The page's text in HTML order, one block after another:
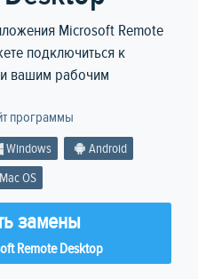
Microsoft Remote
подключиться к
вашим рабочим
программы
Windows
Android
Mac OS
замены
Remote Desktop